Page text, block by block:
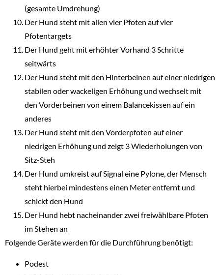
(gesamte Umdrehung)
Der Hund steht mit allen vier Pfoten auf vier
Pfotentargets
Der Hund geht mit erhöhter Vorhand 3 Schritte
seitwärts
Der Hund steht mit den Hinterbeinen auf einer niedrigen
stabilen oder wackeligen Erhöhung und wechselt mit
den Vorderbeinen von einem Balancekissen auf ein
anderes
Der Hund steht mit den Vorderpfoten auf einer
niedrigen Erhöhung und zeigt 3 Wiederholungen von
Sitz-Steh
Der Hund umkreist auf Signal eine Pylone, der Mensch
steht hierbei mindestens einen Meter entfernt und
schickt den Hund
Der Hund hebt nacheinander zwei freiwählbare Pfoten
im Stehen an
Folgende Geräte werden für die Durchführung benötigt:
Podest